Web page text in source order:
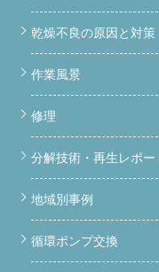
乾燥不良の原因と対策
作業風景
修理
分解技術・再生レポー
地域別事例
循環ポンプ交換